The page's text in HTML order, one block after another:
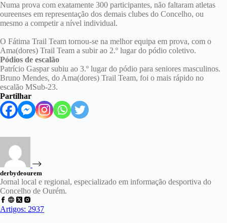
Numa prova com exatamente 300 participantes, não faltaram atletas
oureenses em representação dos demais clubes do Concelho, ou
mesmo a competir a nível individual.
O Fátima Trail Team tornou-se na melhor equipa em prova, com o
Ama(dores) Trail Team a subir ao 2.º lugar do pódio coletivo.
Pódios de escalão
Patrício Gaspar subiu ao 3.º lugar do pódio para seniores masculinos.
Bruno Mendes, do Ama(dores) Trail Team, foi o mais rápido no
escalão MSub-23.
Partilhar
derbydeourem
Jornal local e regional, especializado em informação desportiva do
Concelho de Ourém.
Artigos: 2937